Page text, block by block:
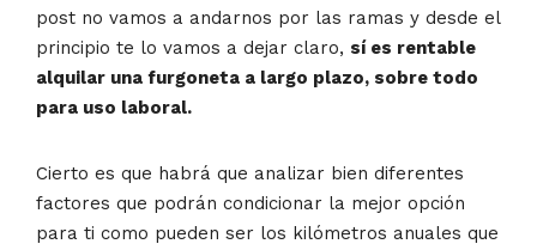
post no vamos a andarnos por las ramas y desde el
principio te lo vamos a dejar claro, sí es rentable
alquilar una furgoneta a largo plazo, sobre todo
para uso laboral.
Cierto es que habrá que analizar bien diferentes
factores que podrán condicionar la mejor opción
para ti como pueden ser los kilómetros anuales que